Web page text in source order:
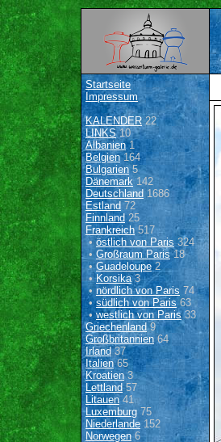
Startseite
Impressum
KALENDER22
LINKS10
Albanien1
Belgien164
Bulgarien 5
Dänemark142
Deutschland 1686
Estland 72
Finnland 25
Frankreich517
•östlich von Paris 324
• Großraum Paris18
•Guadeloupe 2
•Korsika3
• nördlich von Paris 74
•südlich von Paris63
•westlich von Paris33
Griechenland9
Großbritannien 64
Irland37
Italien65
Kroatien3
Lettland57
Litauen41
Luxemburg 75
Niederlande 152
Norwegen6